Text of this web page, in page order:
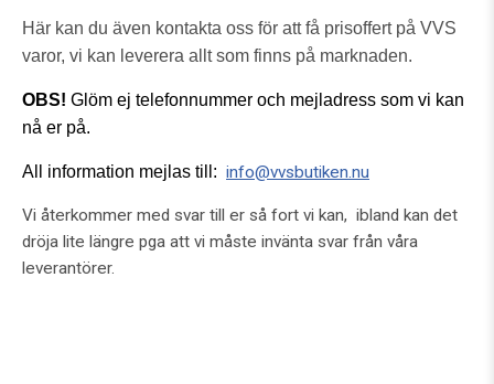
Här kan du även kontakta oss för att få prisoffert på VVS
varor, vi kan leverera allt som finns på marknaden.
OBS! Glöm ej telefonnummer och mejladress som vi kan
nå er på.
All information mejlas till: info@vvsbutiken.nu
Vi återkommer med svar till er så fort vi kan, ibland kan det
dröja lite längre pga att vi måste invänta svar från våra
leverantörer.